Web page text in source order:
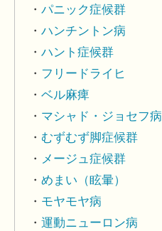
パニック症候群
ハンチントン病
ハント症候群
フリードライヒ
ベル麻痺
マシャド・ジョセフ病
むずむず脚症候群
メージュ症候群
めまい（眩暈）
モヤモヤ病
運動ニューロン病